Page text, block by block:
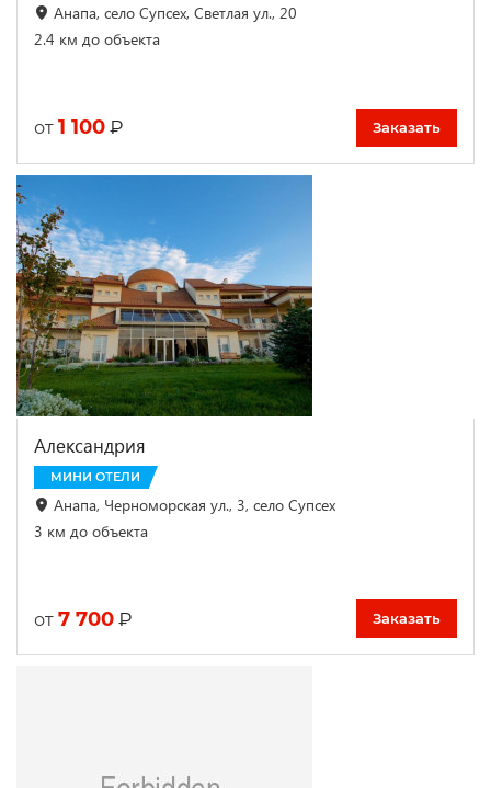
Анапа, село Супсех, Светлая ул., 20
2.4 км до объекта
от 1 100 ₽ Заказать
Александрия
МИНИ ОТЕЛИ
Анапа, Черноморская ул., 3, село Супсех
3 км до объекта
от 7 700 ₽ Заказать